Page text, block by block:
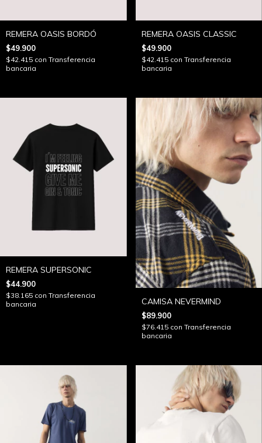
REMERA OASIS BORDÓ
$49.900
$42.415 con Transferencia
bancaria
REMERA OASIS CLASSIC
$49.900
$42.415 con Transferencia
bancaria
REMERA SUPERSONIC
$44.900
$38.165 con Transferencia
bancaria
CAMISA NEVERMIND
$89.900
$76.415 con Transferencia
bancaria